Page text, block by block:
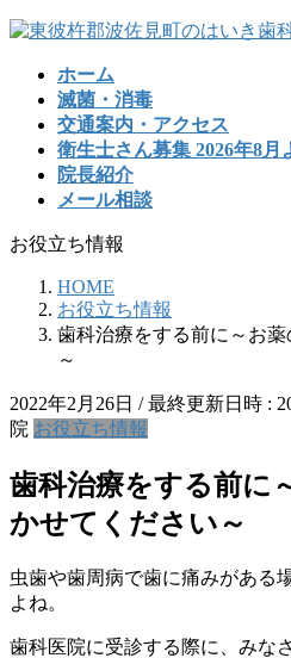
コ
プ
ナ
動
ホーム
滅菌・消毒
交通案内・アクセス
衛生士さん募集 2026年8月
院長紹介
メール相談
お役立ち情報
HOME
お役立ち情報
歯科治療をする前に～お
～
2022年2月26日 / 最終更新日時 :
院 お役立ち情報
歯科治療をする前に
かせてください～
虫歯や歯周病で歯に痛みがある
よね。
歯科医院に受診する際に、みな